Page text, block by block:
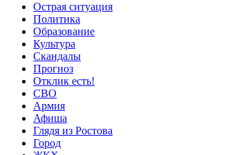
Острая ситуация
Политика
Образование
Культура
Скандалы
Прогноз
Отклик есть!
СВО
Армия
Афиша
Глядя из Ростова
Город